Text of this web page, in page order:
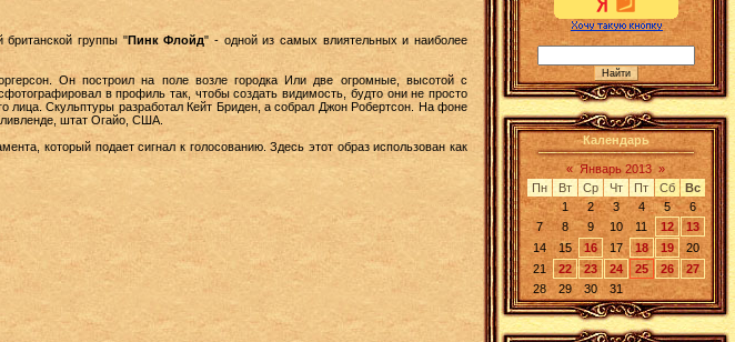
группы "Пинк Флойд" - одной из самых влиятельных и наиболее
Он построил на поле возле городка Или две огромные, высотой с
в профиль так, чтобы создать видимость, будто они не просто
лица. Скульптуры разработал Кейт Бриден, а собрал Джон Робертсон. На фоне
штат Огайо, США.
который подает сигнал к голосованию. Здесь этот образ использован как
Календарь
« Январь 2013 »
Пн
Вт Ср Чт Пт Сб
Вс
1
2 3 4 5
6
7
8 9 10 11 12
13
14
15 16 17 18 19
20
21
22 23 24 25 26
27
28
29 30 31